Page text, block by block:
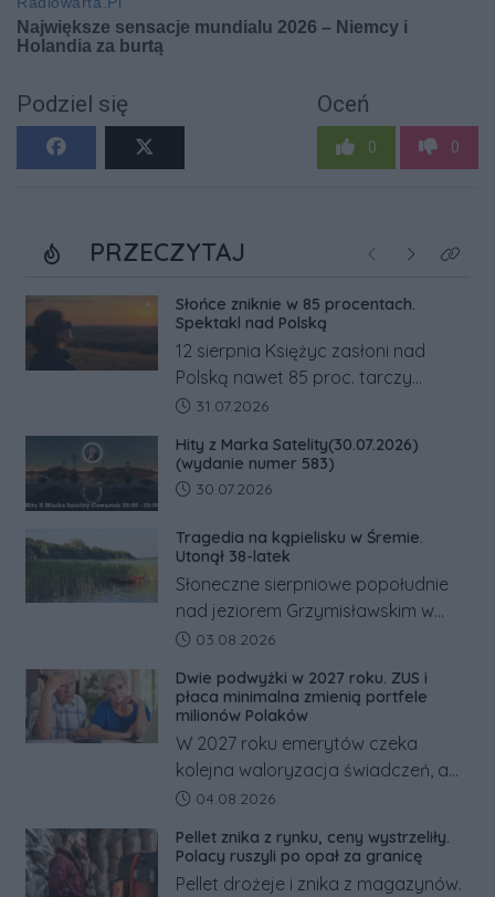
Podziel się Oceń
0 0
PRZECZYTAJ Poprzednie
NastępneKliknij
Słońce zniknie w 85 procentach.
Spektakl nad Polską
12 sierpnia Księżyc zasłoni nad
Polską nawet 85 proc. tarczy
Słońca. Największe zaćmienie od 27
zachodem.
Data dodania artykułu:
31.07.2026
Hity z Marka Satelity(30.07.2026)
(wydanie numer 583)
Data dodania artykułu:
30.07.2026
Tragedia na kąpielisku w Śremie.
Utonął 38-latek
Słoneczne sierpniowe popołudnie
nad jeziorem Grzymisławskim w
powiecie śremskim zakończyło się
odwrócić nawet natychmiastowe
działania służb ratunkowych.
Data dodania artykułu:
03.08.2026
Dwie podwyżki w 2027 roku. ZUS i
płaca minimalna zmienią portfele
milionów Polaków
W 2027 roku emerytów czeka
kolejna waloryzacja świadczeń, a
pracowników podwyżka płacy
tym zmianom zyskają.
Data dodania artykułu:
04.08.2026
Pellet znika z rynku, ceny wystrzeliły.
Polacy ruszyli po opał za granicę
Pellet drożeje i znika z magazynów.